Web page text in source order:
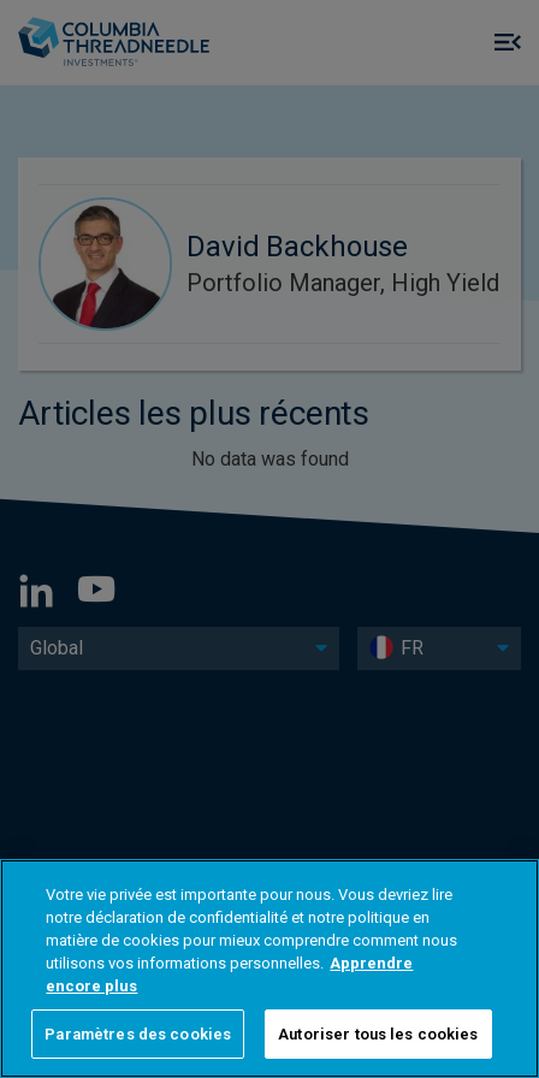
David Backhouse
Portfolio Manager, High Yield
Articles les plus récents
No data was found
Global FR
Votre vie privée est importante pour nous. Vous devriez lire
notre déclaration de confidentialité et notre politique en
matière de cookies pour mieux comprendre comment nous
utilisons vos informations personnelles. Apprendre
encore plus
Paramètres des cookies Autoriser tous les cookies